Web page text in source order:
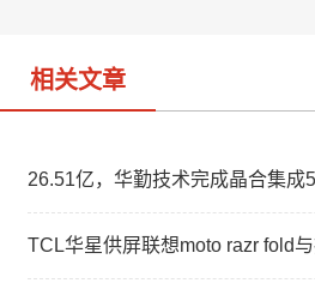
相关文章
26.51亿，华勤技术完成晶合集成
TCL华星供屏联想moto razr fold